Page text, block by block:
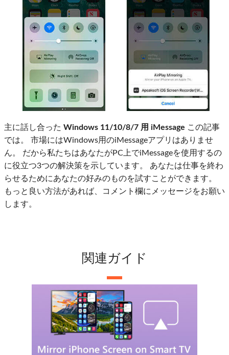
主に話し合った Windows 11/10/8/7 用 iMessage この記事
では。 市場にはWindows用のiMessageアプリはありませ
ん。 だから私たちはあなたがPC上でiMessageを使用するの
に役立つ3つの解決策を示しています。 あなたは仕事を終わ
らせるためにあなたの好みのものを試すことができます。
もっと良い方法があれば、コメント欄にメッセージをお願い
します。
関連ガイド